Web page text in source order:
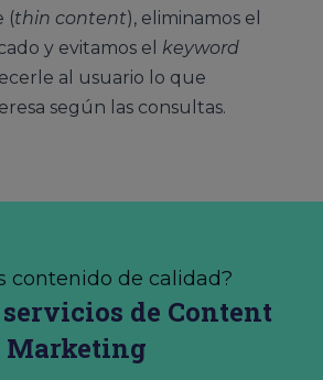
(thin content), eliminamos el
y evitamos el keyword
al usuario lo que
según las consultas.
contenido de calidad?
de Content
Marketing